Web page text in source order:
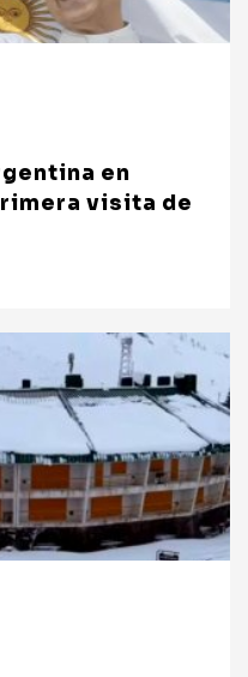
en
visita de